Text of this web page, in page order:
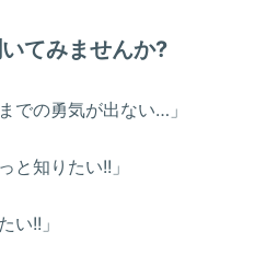
てみませんか?
での勇気が出ない…」
と知りたい!!」
い!!」